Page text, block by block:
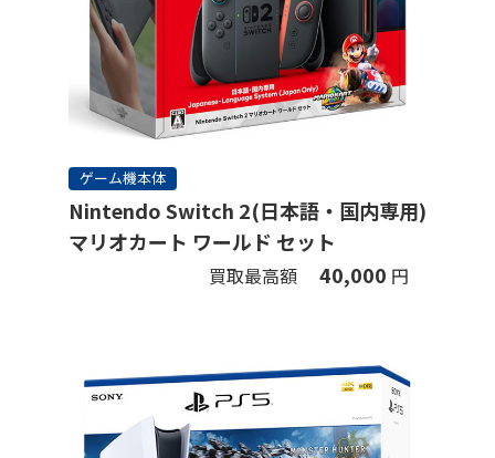
ゲーム機本体
Nintendo Switch 2(日本語・国内専用)
マリオカート ワールド セット
買取最高額 40,000 円